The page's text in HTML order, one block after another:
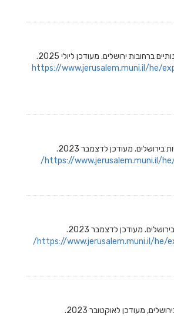
ברחובות ירושלים. מעודכן ליולי 2025.
https://www.jerusalem.muni.il/he/
בירושלים. מעודכן לדצמבר 2023.
https://www.jerusalem.muni.il/
מעודכן לדצמבר 2023.
https://www.jerusalem.muni.il/he/
מעודכן לאוקטובר 2023.